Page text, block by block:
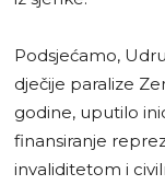
Podsjećamo,
dječije paralize
godine, uputilo
finansiranje
invaliditetom i